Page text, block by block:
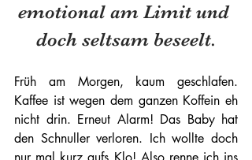
emotional am Limit und
doch seltsam beseelt.
Früh am Morgen, kaum geschlafen.
Kaffee ist wegen dem ganzen Koffein eh
nicht drin. Erneut Alarm! Das Baby hat
den Schnuller verloren. Ich wollte doch